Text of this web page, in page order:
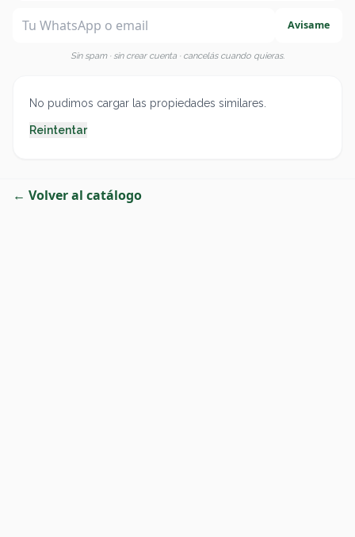
Avisame
Sin spam · sin crear cuenta · cancelás cuando quieras.
No pudimos cargar las propiedades similares.
Reintentar
← Volver al catálogo